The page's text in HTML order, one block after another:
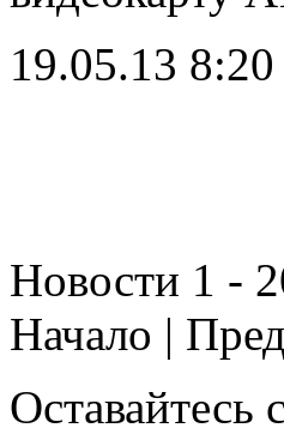
19.05.13 8:20
Новости 1 -
Начало |
Оставайтесь